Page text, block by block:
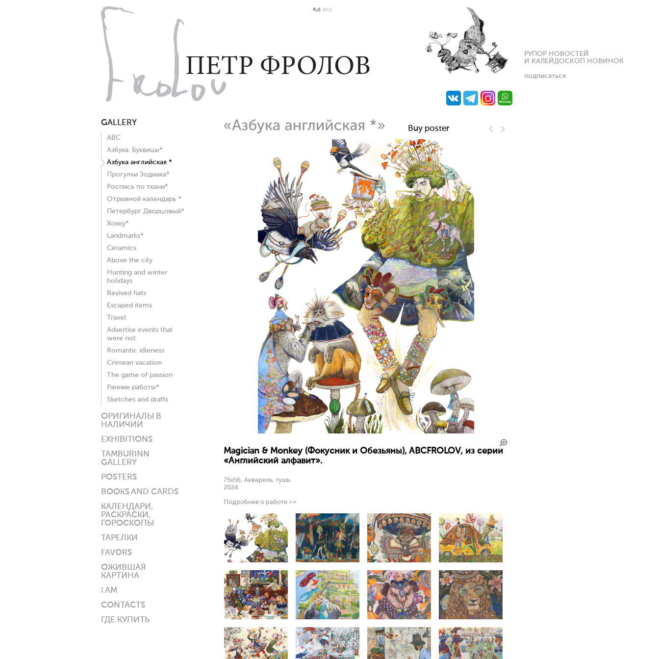
RUS ENG
РУПОР НОВОСТЕЙ
И КАЛЕЙДОСКОП НОВИНОК
подписаться
GALLERY
ABC
Азбука. Буквицы*
Азбука английская *
Прогулки Зодиака*
Роспись по ткани*
Отрывной календарь *
Петербург Дворцовый*
Хокку*
Landmarks*
Ceramics
Above the city
Hunting and winter
holidays
Revived hats
Escaped items
Travel
Advertise events that
were not
Romantic idleness
Crimean vacation
The game of passion
Ранние работы*
Sketches and drafts
ОРИГИНАЛЫ В
НАЛИЧИИ
EXHIBITIONS
TAMBURINN
GALLERY
POSTERS
BOOKS AND CARDS
КАЛЕНДАРИ,
РАСКРАСКИ,
ГОРОСКОПЫ
ТАРЕЛКИ
FAVORS
ОЖИВШАЯ
КАРТИНА
I AM
CONTACTS
ГДЕ КУПИТЬ
Buy poster
Magician & Monkey (Фокусник и Обезьяны), ABCFROLOV, из серии
«Английский алфавит».
75х56, Акварель, тушь.
2024
Подробнее о работе >>